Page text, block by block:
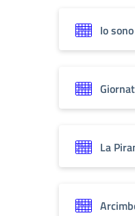
Io
La